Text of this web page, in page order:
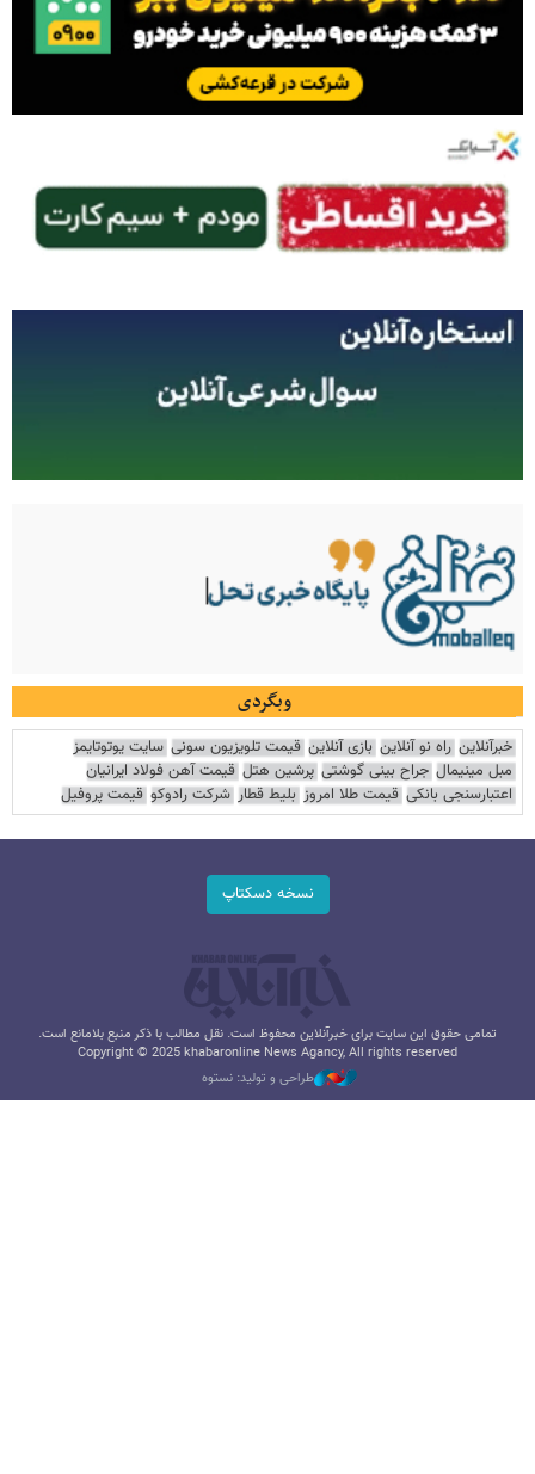
وبگردی
خبرآنلاین راه نو آنلاین بازی آنلاین قیمت تلویزیون سونی سایت یوتوتایمز
مبل مینیمال جراح بینی گوشتی پرشین هتل قیمت آهن فولاد ایرانیان
اعتبارسنجی بانکی قیمت طلا امروز بلیط قطار شرکت رادوکو قیمت پروفیل
نسخه دسکتاپ
تمامی حقوق این سایت برای خبرآنلاین محفوظ است. نقل مطالب با ذکر منبع بلامانع است.
Copyright © 2025 khabaronline News Agancy, All rights reserved
طراحی و تولید: نستوه